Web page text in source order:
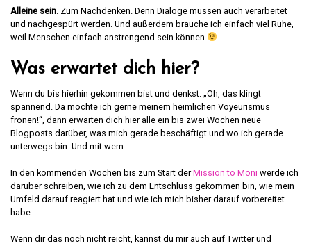
Alleine sein . Zum Nachdenken. Denn Dialoge müssen auch verarbeitet
und nachgespürt werden. Und außerdem brauche ich einfach viel Ruhe,
weil Menschen einfach anstrengend sein können
Was erwartet dich hier?
Wenn du bis hierhin gekommen bist und denkst: „Oh, das klingt
spannend. Da möchte ich gerne meinem heimlichen Voyeurismus
frönen!“, dann erwarten dich hier alle ein bis zwei Wochen neue
Blogposts darüber, was mich gerade beschäftigt und wo ich gerade
unterwegs bin. Und mit wem.
In den kommenden Wochen bis zum Start derMission to Moni werde ich
darüber schreiben, wie ich zu dem Entschluss gekommen bin, wie mein
Umfeld darauf reagiert hat und wie ich mich bisher darauf vorbereitet
habe.
Wenn dir das noch nicht reicht, kannst du mir auch auf Twitterund